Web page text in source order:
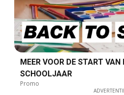
MEER VOOR DE START VAN
SCHOOLJAAR
Promo